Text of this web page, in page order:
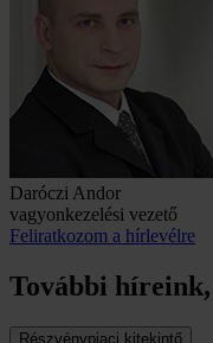
Daróczi Andor
vagyonkezelési vezető
Feliratkozom a hírlevélre
További
Részvénypiaci kitekintő